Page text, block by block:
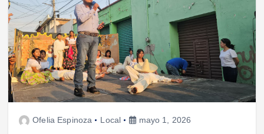
Ofelia Espinoza Local mayo 1, 2026